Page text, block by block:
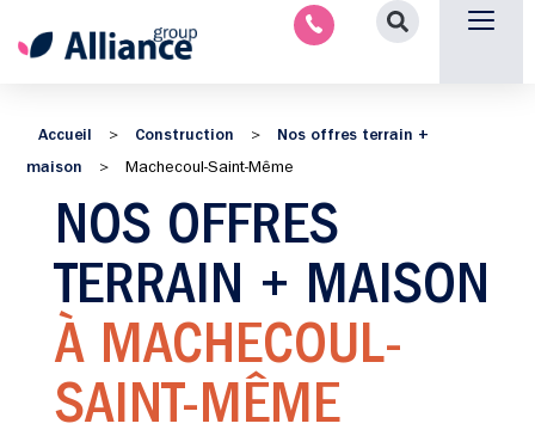
Accueil > Construction >
Nos offres terrain +
maison
> Machecoul-Saint-Même
NOS OFFRES
TERRAIN + MAISON
À MACHECOUL-
SAINT-MÊME